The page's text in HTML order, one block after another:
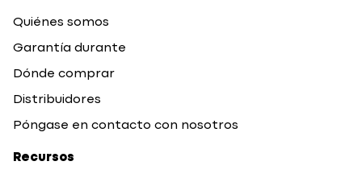
Quiénes somos
Garantía durante
Dónde comprar
Distribuidores
Póngase en contacto con nosotros
Recursos